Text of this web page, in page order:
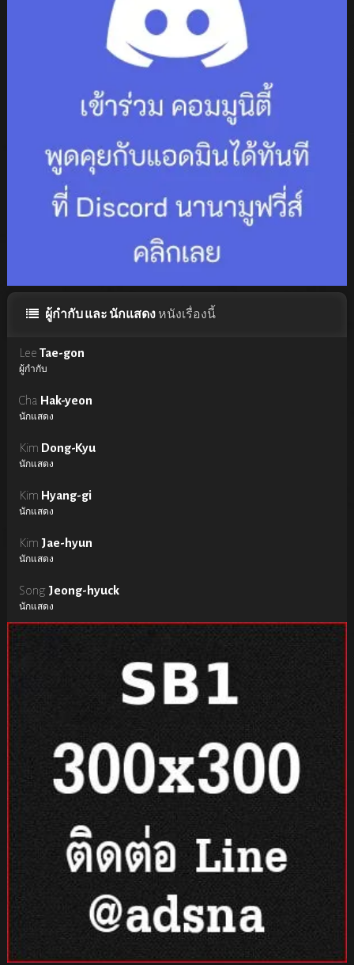
ผู้กำกับ และ นักแสดงหนังเรื่องนี้
Lee Tae-gon
ผู้กำกับ
Cha Hak-yeon
นักแสดง
Kim Dong-Kyu
นักแสดง
Kim Hyang-gi
นักแสดง
Kim Jae-hyun
นักแสดง
Song Jeong-hyuck
นักแสดง